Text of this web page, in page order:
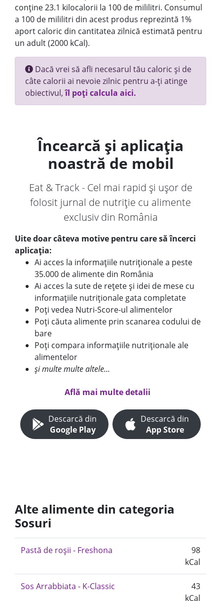
conține 23.1 kilocalorii la 100 de mililitri. Consumul
a 100 de mililitri din acest produs reprezintă 1%
aport caloric din cantitatea zilnică estimată pentru
un adult (2000 kCal).
Dacă vrei să afli necesarul tău caloric și de
câte calorii ai nevoie zilnic pentru a-ți atinge
obiectivul,îl poți calcula aici.
Încearcă și aplicația
noastră de mobil
Eat & Track - Cel mai rapid și ușor de
folosit jurnal de nutriție cu alimente
exclusiv din România
Uite doar câteva motive pentru care să încerci
aplicația:
Ai acces la informațiile nutriționale a peste
35.000 de alimente din România
Ai acces la sute de rețete și idei de mese cu
informațiile nutriționale gata completate
Poți vedea Nutri-Score-ul alimentelor
Poți căuta alimente prin scanarea codului de
bare
Poți compara informațiile nutriționale ale
alimentelor
și multe multe altele...
Află mai multe detalii
Descarcă din
Google Play
Descarcă din
App Store
Alte alimente din categoria
Sosuri
Pastă de roșii - Freshona
98
kCal
Sos Arrabbiata - K-Classic
43
kCal